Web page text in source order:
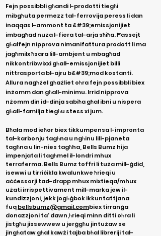
Fejn possibbli għandi l-prodotti tiegħi
mibgħuta permezz tal-ferrovija peress li dan
inaqqas l-ammont ta &#39;emissjonijiet
imbagħad nuża l-fiera tal-arja sħiħa. Ħassejt
għalfejn nipprova nimanifattura prodott li ma
jagħmilx ħsara lill-ambjent u mbagħad
nikkontribwixxi għall-emissjonijiet billi
nittrasporta bl-ajru b&#39;mod kostanti.
Allura nagħżel għażliet oħra fejn possibbli biex
inżomm dan għall-minimu. Irrid nipprova
nżomm din id-dinja sabiħa għal ibni u nispera
għall-familja tiegħu stess xi jum.
Bħala mod ieħor biex tikkumpensa l-impronta
tal-karbonju tagħna u ngħinu lill-pjaneta
tagħna u lin-nies tagħha, Bells Bumz hija
impenjata li tagħmel il-londri mhux
terraferma. Bells Bumz toffri li tuża mill-ġdid,
isewwi u tirriċikla kwalunkwe ħrieqi u
aċċessorji tad-drapp mhux mixtieqa/mhux
użati irrispettivament mill-marka jew il-
kundizzjoni, jekk jogħġbok ikkuntattjana
fuqbellsbumz@gmail.combiex tirranġa
donazzjoni ta’ dawn ħrieqi minn ditti oħra li
jistgħu jissewwew u jerġgħu jintużaw se
jingħataw għal kawżi tajba bħal libreriji tal-